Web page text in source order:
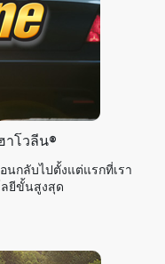
าโวลีน®
กลับไปตั้งแต่แรกที่เรา
ยีขั้นสูงสุด